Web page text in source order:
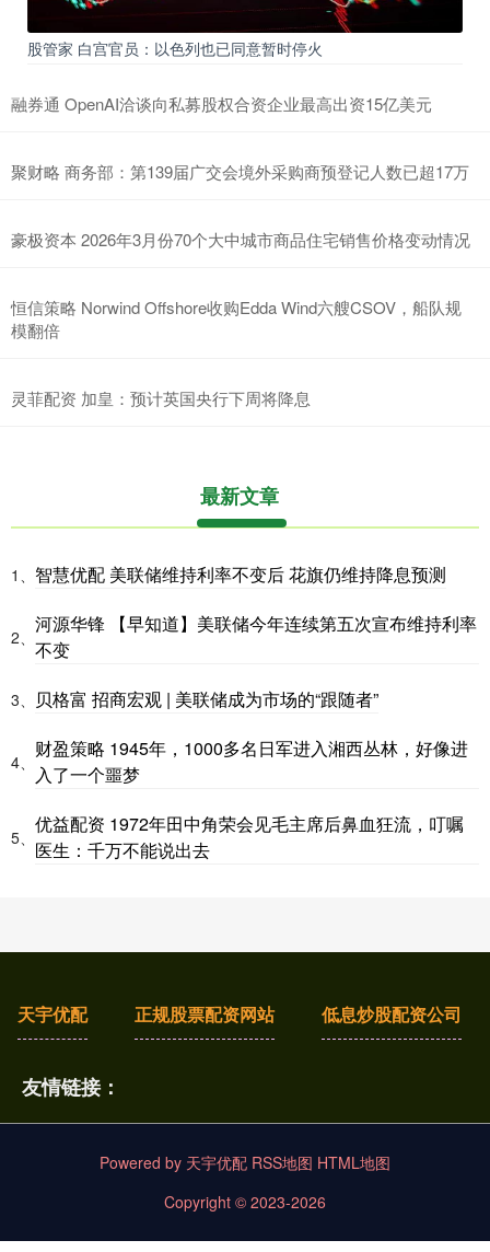
股管家 白宫官员：以色列也已同意暂时停火
融券通 OpenAI洽谈向私募股权合资企业最高出资15亿美元
聚财略 商务部：第139届广交会境外采购商预登记人数已超17万
豪极资本 2026年3月份70个大中城市商品住宅销售价格变动情况
恒信策略 Norwind Offshore收购Edda Wind六艘CSOV，船队规
模翻倍
灵菲配资 加皇：预计英国央行下周将降息
最新文章
1、 智慧优配 美联储维持利率不变后 花旗仍维持降息预测
2、
河源华锋 【早知道】美联储今年连续第五次宣布维持利率
不变
3、 贝格富 招商宏观 | 美联储成为市场的“跟随者”
4、
财盈策略 1945年，1000多名日军进入湘西丛林，好像进
入了一个噩梦
5、
优益配资 1972年田中角荣会见毛主席后鼻血狂流，叮嘱
医生：千万不能说出去
天宇优配 正规股票配资网站 低息炒股配资公司
友情链接：
Powered by 天宇优配 RSS地图 HTML地图
Copyright © 2023-2026